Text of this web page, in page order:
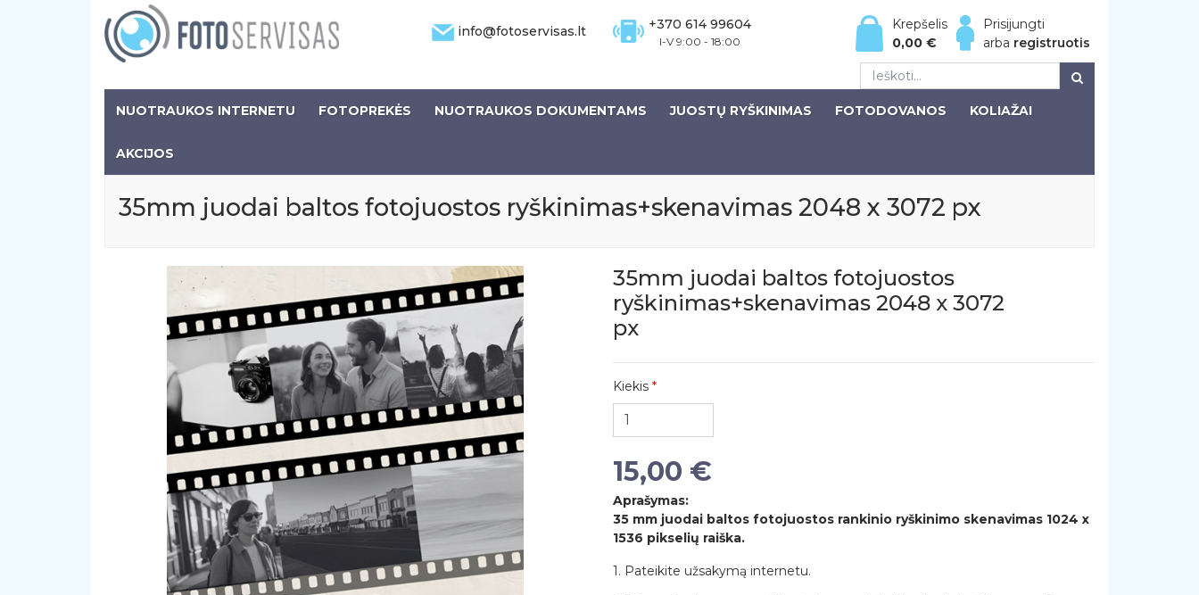
info@fotoservisas.lt +370 614 99604
I-V 9:00 - 18:00
Prisijungti
arba registruotis
Krepšelis
0,00€
NUOTRAUKOS INTERNETU FOTOPREKĖS NUOTRAUKOS DOKUMENTAMS JUOSTŲ RYŠKINIMAS FOTODOVANOS KOLIAŽAI
AKCIJOS
35mm juodai baltos fotojuostos ryškinimas+skenavimas 2048 x 3072 px
35mm juodai baltos fotojuostos
ryškinimas+skenavimas 2048 x 3072
px
Kiekis
15,00 €
Aprašymas:
35 mm juodai baltos fotojuostos rankinio ryškinimo skenavimas 1024 x
1536 pikselių raiška.
1. Pateikite užsakymą internetu.